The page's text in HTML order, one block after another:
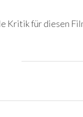
Kritik für diesen